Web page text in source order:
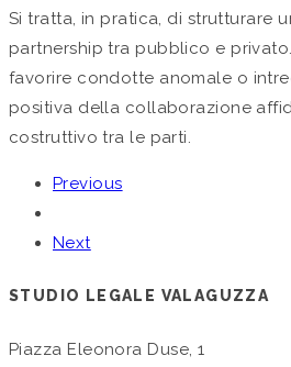
Si tratta, in pratica, di strutturare
partnership tra pubblico e
favorire condotte anomale o
positiva della collaborazione
costruttivo tra le parti.
Previous
Next
STUDIO LEGALE VALAGUZZA
Piazza Eleonora Duse, 1